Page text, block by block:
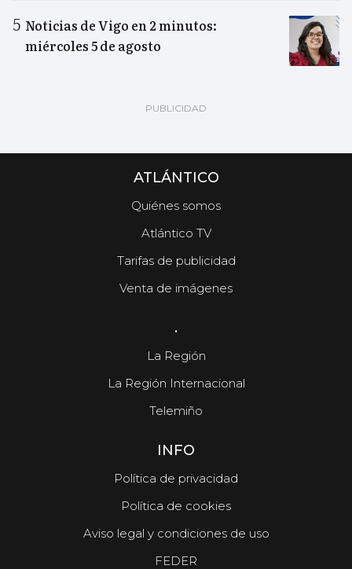
Noticias de Vigo en 2 minutos:
miércoles 5 de agosto
ATLÁNTICO
Quiénes somos
Atlántico TV
Tarifas de publicidad
Venta de imágenes
.
La Región
La Región Internacional
Telemiño
INFO
Política de privacidad
Política de cookies
Aviso legal y condiciones de uso
FEDER